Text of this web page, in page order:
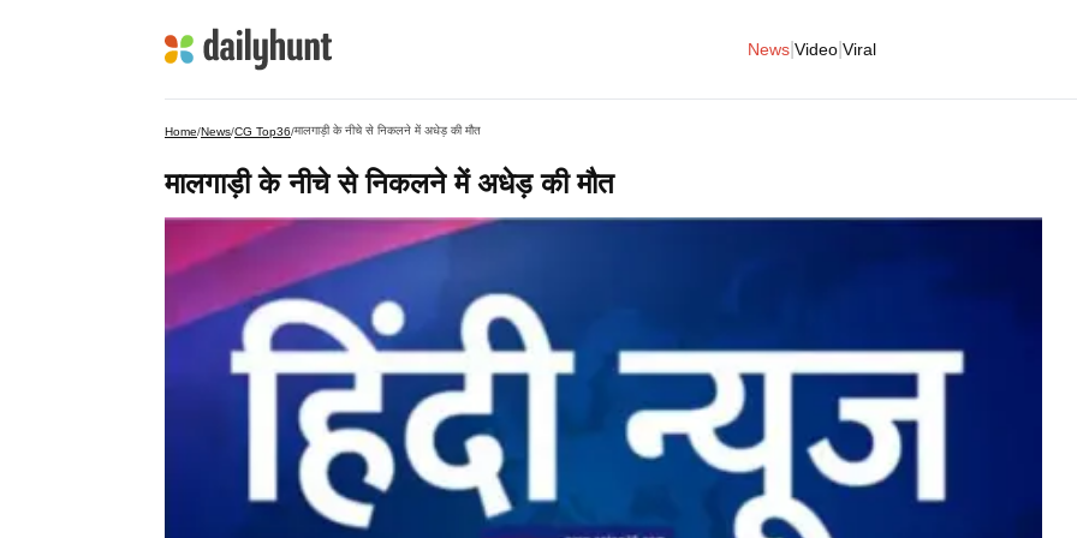
News Video Viral
Home/News/CG Top36/मालगाड़ी के नीचे से निकलने में अधेड़ की मौत
मालगाड़ी के नीचे से निकलने में अधेड़ की मौत